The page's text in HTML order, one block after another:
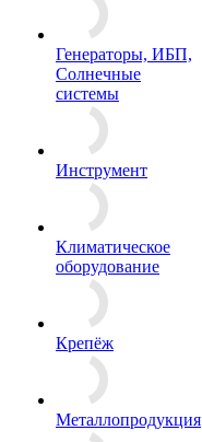
Генераторы, ИБП,
Солнечные
системы
Инструмент
Климатическое
оборудование
Крепёж
Металлопродукция